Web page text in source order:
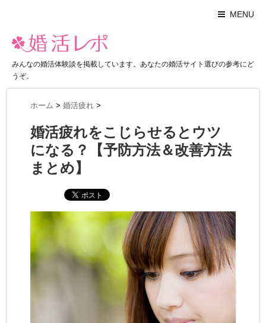
MENU
みんなの婚活体験談を掲載しています。あなたの婚活サイト選びの参考にど
うぞ。
ホーム > 婚活疲れ >
婚活疲れをこじらせるとウツ
になる？【予防方法＆改善方法
まとめ】